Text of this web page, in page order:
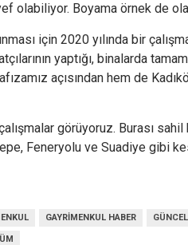
olabiliyor. Boyama örnek de
için 2020 yılında bir
yaptığı, binalarda
açısından hem de
görüyoruz. Burası sahil
Feneryolu ve Suadiye gibi
GAYRIMENKUL HABER GÜNCEL